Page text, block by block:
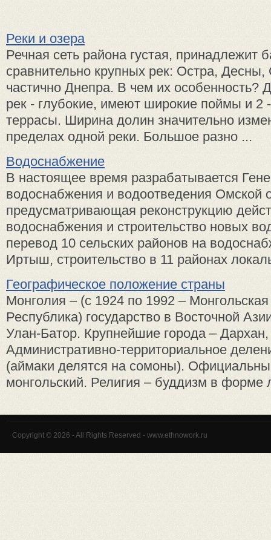
Реки и озера
Речная сеть района густая, принадлежит
сравнительно крупных рек: Остра,
частично Днепра. В чем их особенность?
рек - глубокие, имеют широкие поймы и 2
террасы. Ширина долин значительно
пределах одной реки. Большое разно ...
Водоснабжение
В настоящее время разрабатывается
водоснабжения и водоотведения Омской
предусматривающая реконструкцию
водоснабжения и строительство новых
перевод 10 сельских районов на
Иртыш, строительство в 11 районах
Географическое положение страны
Монголия – (с 1924 по 1992 –
Республика) государство в Восточной
Улан-Батор. Крупнейшие города –
Административно-территориальное
(аймаки делятся на сомоны).
монгольский. Религия – буддизм в
Copyright © 2026 - All Rights Reserved - www.ethnowork.ru